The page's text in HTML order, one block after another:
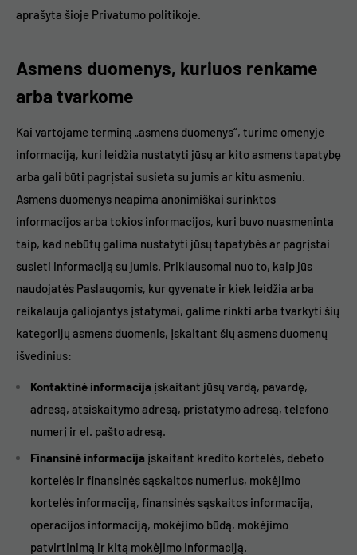
aprašyta šioje Privatumo politikoje.
Asmens duomenys, kuriuos renkame
arba tvarkome
Kai vartojame terminą „asmens duomenys“, turime omenyje
informaciją, kuri leidžia nustatyti jūsų ar kito asmens tapatybę
arba gali būti pagrįstai susieta su jumis ar kitu asmeniu.
Asmens duomenys neapima anonimiškai surinktos
informacijos arba tokios informacijos, kuri buvo nuasmeninta
taip, kad nebūtų galima nustatyti jūsų tapatybės ar pagrįstai
susieti informaciją su jumis. Priklausomai nuo to, kaip jūs
naudojatės Paslaugomis, kur gyvenate ir kiek leidžia arba
reikalauja galiojantys įstatymai, galime rinkti arba tvarkyti šių
kategorijų asmens duomenis, įskaitant šių asmens duomenų
išvedinius:
Kontaktinė informacija įskaitant jūsų vardą, pavardę,
adresą, atsiskaitymo adresą, pristatymo adresą, telefono
numerį ir el. pašto adresą.
Finansinė informacija įskaitant kredito kortelės, debeto
kortelės ir finansinės sąskaitos numerius, mokėjimo
kortelės informaciją, finansinės sąskaitos informaciją,
operacijos informaciją, mokėjimo būdą, mokėjimo
patvirtinimą ir kitą mokėjimo informaciją.